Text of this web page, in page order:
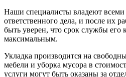
Наши специалисты владеют всеми
ответственного дела, и после их
быть уверен, что срок службы его
максимальным.
Укладка производится на
мебели и уборка мусора в
услуги могут быть оказаны за